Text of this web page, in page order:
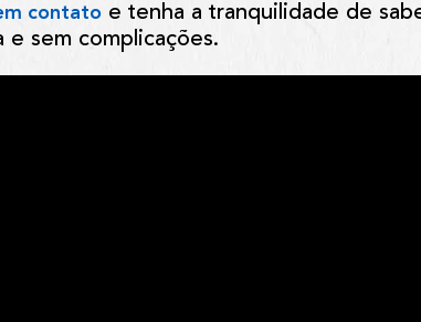
contato e tenha a tranquilidade de
e sem complicações.